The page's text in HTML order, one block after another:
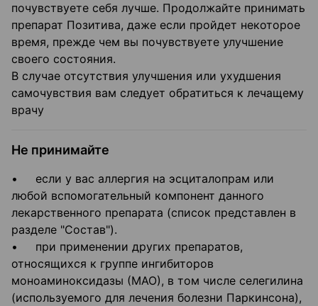
почувствуете себя лучше. Продолжайте принимать
препарат Позитива, даже если пройдет некоторое
время, прежде чем вы почувствуете улучшение
своего состояния.
В случае отсутствия улучшения или ухудшения
самочувствия вам следует обратиться к лечащему
врачу
Не принимайте
• если у вас аллергия на эсциталопрам или
любой вспомогательный компонент данного
лекарственного препарата (список представлен в
разделе "Состав").
• при применении других препаратов,
относящихся к группе ингибиторов
моноаминоксидазы (МАО), в том числе селегилина
(используемого для лечения болезни Паркинсона),